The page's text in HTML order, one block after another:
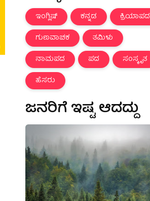
ಇಂಗ್ಲಿಷ್ ಕನ್ನಡ
ಕ್ರಿಯಾಪದ
ಗುಣವಾಚಕ
ತಮಿಳು
ನಾಮಪದ
ಪದ
ಸಂಸ್ಕೃತ
ಹೆಸರು
ಜನರಿಗೆ ಇಷ್ಟ ಆದದ್ದು